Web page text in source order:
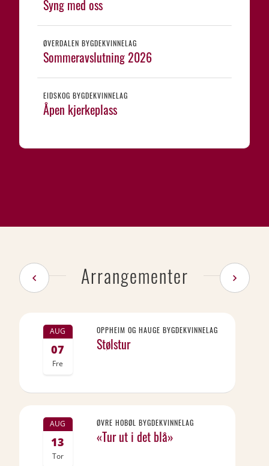
Syng med oss
ØVERDALEN BYGDEKVINNELAG
Sommeravslutning 2026
EIDSKOG BYGDEKVINNELAG
Åpen kjerkeplass
Arrangementer
AUG
07
Fre
OPPHEIM OG HAUGE BYGDEKVINNELAG
Stølstur
AUG
13
Tor
ØVRE HOBØL BYGDEKVINNELAG
«Tur ut i det blå»